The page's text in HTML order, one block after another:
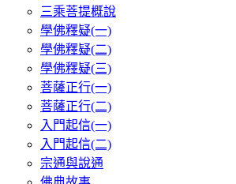
三乘菩提概說
學佛釋疑(一)
學佛釋疑(二)
學佛釋疑(三)
菩薩正行(一)
菩薩正行(二)
入門起信(一)
入門起信(二)
宗通與說通